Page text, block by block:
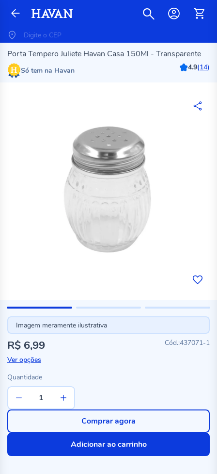
Porta Tempero Juliete Havan Casa 150Ml - Transparente
Só tem na Havan 4.9(14)
Imagem meramente ilustrativa
437071-1
R$ 6,99
Ver opções
Quantidade
Adicionar ao carrinho
Comprar agora